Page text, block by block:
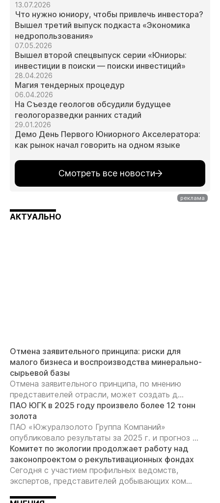
13.07.2026
Что нужно юниору, чтобы привлечь инвестора?
Вышел третий выпуск подкаста «Экономика
недропользования»
07.05.2026
Вышел второй спецвыпуск серии «Юниоры:
инвестиции в поиски — поиски инвестиций»
28.04.2026
Магия тендерных процедур
06.04.2026
На Съезде геологов обсудили будущее
геологоразведки ранних стадий
29.01.2026
Демо День Первого Юниорного Акселератора:
как рынок начал говорить на одном языке
Смотреть все новости
АКТУАЛЬНО
Отмена заявительного принципа: риски для
малого бизнеса и воспроизводства минерально-
сырьевой базы
Отмена заявительного принципа, по мнению
представителей отрасли, может создать д...
ПАО ЮГК в 2025 году произвело более 12 тонн
золота
ПАО «Южуралзолото Группа Компаний»
опубликовало результаты за 2025 г. и прогноз ...
Комитет по экологии продолжает работу над
законопроектом о рекультивационных фондах
Сегодня с участием профильных ведомств,
экспертов, представителей добывающих ком...